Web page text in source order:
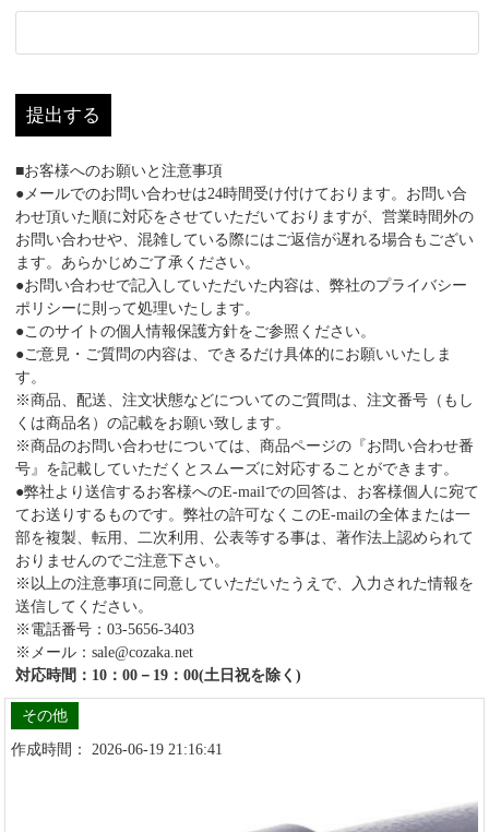
提出する
■お客様へのお願いと注意事項
●メールでのお問い合わせは24時間受け付けております。お問い合
わせ頂いた順に対応をさせていただいておりますが、営業時間外の
お問い合わせや、混雑している際にはご返信が遅れる場合もござい
ます。あらかじめご了承ください。
●お問い合わせで記入していただいた内容は、弊社のプライバシー
ポリシーに則って処理いたします。
●このサイトの個人情報保護方針をご参照ください。
●ご意見・ご質問の内容は、できるだけ具体的にお願いいたしま
す。
※商品、配送、注文状態などについてのご質問は、注文番号（もし
くは商品名）の記載をお願い致します。
※商品のお問い合わせについては、商品ページの『お問い合わせ番
号』を記載していただくとスムーズに対応することができます。
●弊社より送信するお客様へのE-mailでの回答は、お客様個人に宛て
てお送りするものです。弊社の許可なくこのE-mailの全体または一
部を複製、転用、二次利用、公表等する事は、著作法上認められて
おりませんのでご注意下さい。
※以上の注意事項に同意していただいたうえで、入力された情報を
送信してください。
※電話番号：03-5656-3403
※メール：sale@cozaka.net
対応時間：10：00－19：00(土日祝を除く)
その他
作成時間： 2026-06-19 21:16:41